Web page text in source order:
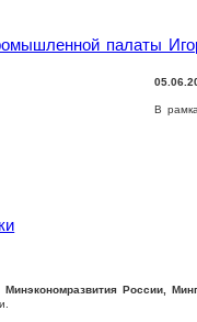
палаты
В
,Минэкономразвития России,